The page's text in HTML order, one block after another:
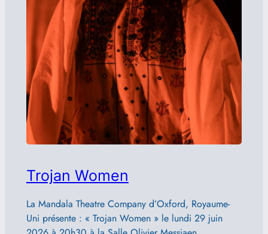
Trojan Women
La Mandala Theatre Company d’Oxford, Royaume-
Uni présente : « Trojan Women » le lundi 29 juin